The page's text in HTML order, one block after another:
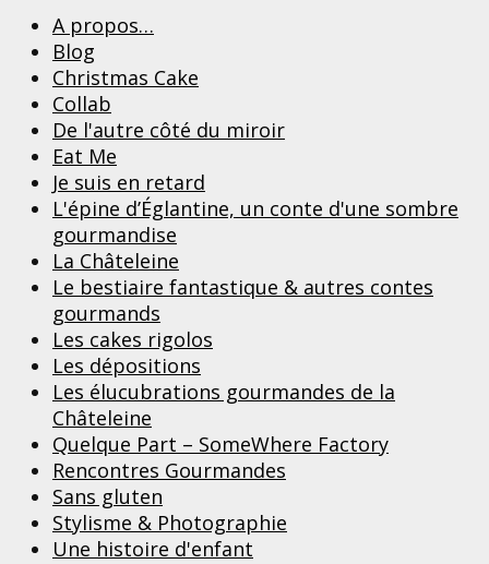
A propos…
Blog
Christmas Cake
Collab
De l'autre côté du miroir
Eat Me
Je suis en retard
L'épine d’Églantine, un conte d'une sombre
gourmandise
La Châteleine
Le bestiaire fantastique & autres contes
gourmands
Les cakes rigolos
Les dépositions
Les élucubrations gourmandes de la
Châteleine
Quelque Part – SomeWhere Factory
Rencontres Gourmandes
Sans gluten
Stylisme & Photographie
Une histoire d'enfant